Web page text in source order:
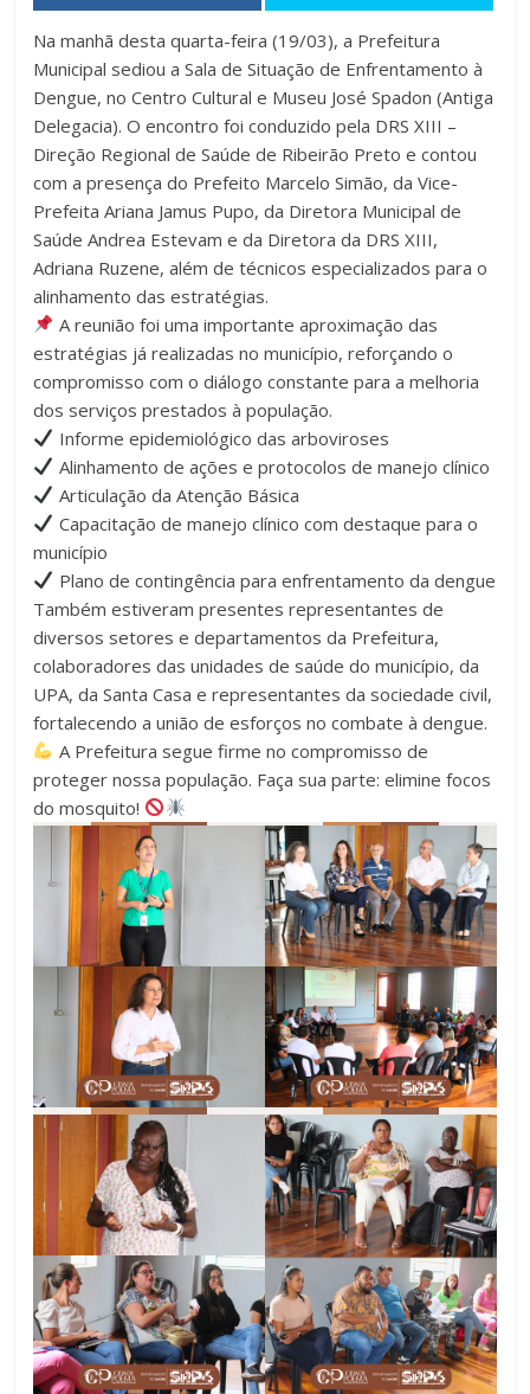
Na manhã desta quarta-feira (19/03), a Prefeitura
Municipal sediou a Sala de Situação de Enfrentamento à
Dengue, no Centro Cultural e Museu José Spadon (Antiga
Delegacia). O encontro foi conduzido pela DRS XIII –
Direção Regional de Saúde de Ribeirão Preto e contou
com a presença do Prefeito Marcelo Simão, da Vice-
Prefeita Ariana Jamus Pupo, da Diretora Municipal de
Saúde Andrea Estevam e da Diretora da DRS XIII,
Adriana Ruzene, além de técnicos especializados para o
alinhamento das estratégias.
A reunião foi uma importante aproximação das
estratégias já realizadas no município, reforçando o
compromisso com o diálogo constante para a melhoria
dos serviços prestados à população.
Informe epidemiológico das arboviroses
Alinhamento de ações e protocolos de manejo clínico
Articulação da Atenção Básica
Capacitação de manejo clínico com destaque para o
município
Plano de contingência para enfrentamento da dengue
Também estiveram presentes representantes de
diversos setores e departamentos da Prefeitura,
colaboradores das unidades de saúde do município, da
UPA, da Santa Casa e representantes da sociedade civil,
fortalecendo a união de esforços no combate à dengue.
A Prefeitura segue firme no compromisso de
proteger nossa população. Faça sua parte: elimine focos
do mosquito!